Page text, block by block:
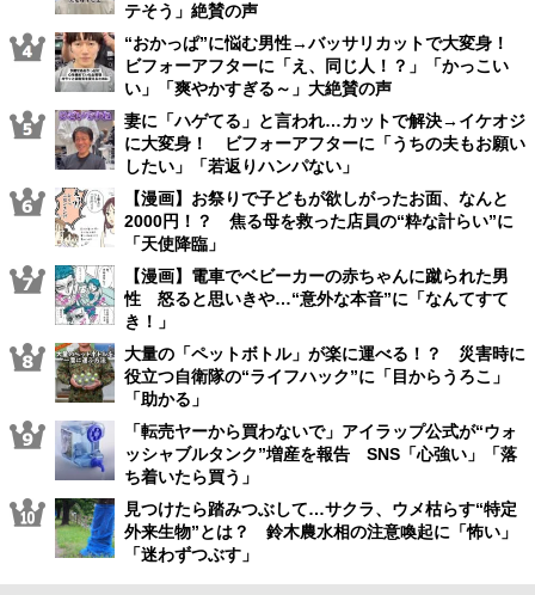
テそう」絶賛の声
“おかっぱ”に悩む男性→バッサリカットで大変身！
ビフォーアフターに「え、同じ人！？」「かっこい
い」「爽やかすぎる～」大絶賛の声
妻に「ハゲてる」と言われ…カットで解決→イケオジ
に大変身！ ビフォーアフターに「うちの夫もお願い
したい」「若返りハンパない」
【漫画】お祭りで子どもが欲しがったお面、なんと
2000円！？ 焦る母を救った店員の“粋な計らい”に
「天使降臨」
【漫画】電車でベビーカーの赤ちゃんに蹴られた男
性 怒ると思いきや…“意外な本音”に「なんてすて
き！」
大量の「ペットボトル」が楽に運べる！？ 災害時に
役立つ自衛隊の“ライフハック”に「目からうろこ」
「助かる」
「転売ヤーから買わないで」アイラップ公式が“ウォ
ッシャブルタンク”増産を報告 SNS「心強い」「落
ち着いたら買う」
見つけたら踏みつぶして…サクラ、ウメ枯らす“特定
外来生物”とは？ 鈴木農水相の注意喚起に「怖い」
「迷わずつぶす」